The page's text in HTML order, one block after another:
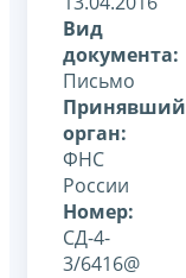
Вид
документа:
Письмо
Принявший
орган:
ФНС
России
Номер:
СД-4-
3/6416@